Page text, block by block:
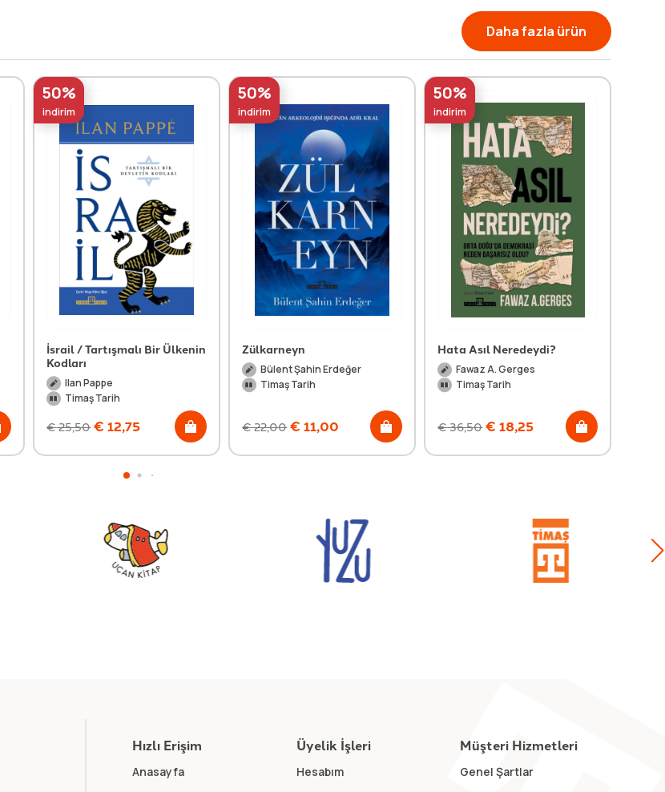
Daha fazla ürün
50%
indirim
İsrail / Tartışmalı Bir Ülkenin
Kodları
Ilan Pappe
Timaş Tarih
€25,50 € 12,75
50%
indirim
Zülkarneyn
Bülent Şahin Erdeğer
Timaş Tarih
€22,00 € 11,00
50%
indirim
Hata Asıl Neredeydi?
Fawaz A. Gerges
Timaş Tarih
€36,50 € 18,25
Hızlı Erişim
Anasayfa
Üyelik İşleri
Hesabım
Müşteri Hizmetleri
Genel Şartlar